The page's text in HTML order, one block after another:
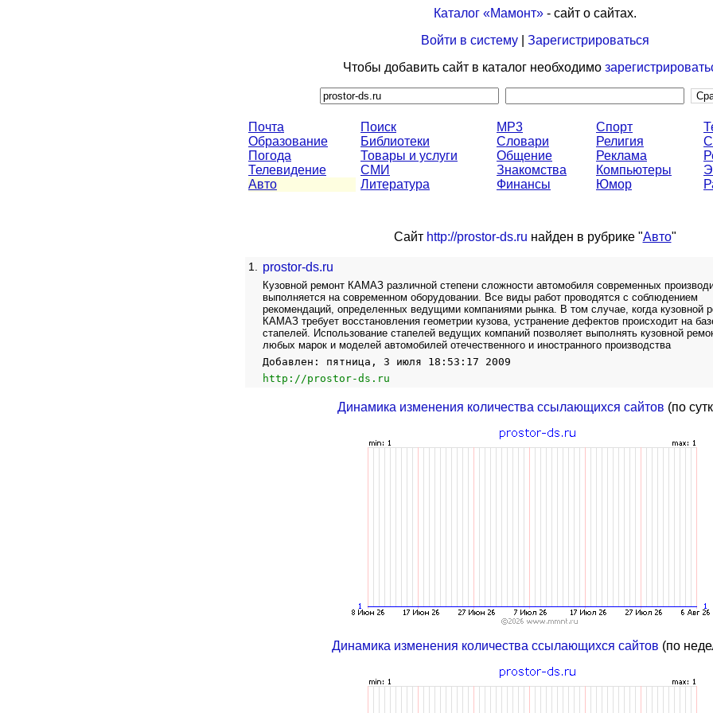
Каталог «Мамонт»- сайт о сайтах.
Войти в систему| Зарегистрироваться
Чтобы добавить сайт в каталог необходимо
Почта
Образование
Погода
Телевидение
Авто
Поиск
Библиотеки
Товары и услуги
СМИ
Литература
MP3
Словари
Общение
Знакомства
Финансы
Спорт
Религия
Реклама
Компьютеры
Юмор
Сайт http://prostor-ds.ru найден в рубрике "Авто"
1. prostor-ds.ru
Кузовной ремонт КАМАЗ различной степени сложности автомобиля современных
выполняется на современном оборудовании. Все виды работ проводятся с соблюдением
рекомендаций, определенных ведущими компаниями рынка. В том случае, когда кузовной
КАМАЗ требует восстановления геометрии кузова, устранение дефектов происходит на
стапелей. Использование стапелей ведущих компаний позволяет выполнять кузовной
любых марок и моделей автомобилей отечественного и иностранного производства
Добавлен: пятница, 3 июля 18:53:17 2009
http://prostor-ds.ru
Динамика изменения количества ссылающихся сайтов (по
Динамика изменения количества ссылающихся сайтов (по